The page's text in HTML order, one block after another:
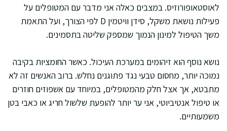
לאוסטאופורוזיס. במצבים כאלה אני מדבר עם המטופלים על
פעילות נושאת משקל, סידן וויטמין D לפי הצורך, ועל התאמת
משך הטיפול למינון הנמוך שמספק שליטה בתסמינים.
נושא נוסף הוא זיהומים במערכת העיכול. כאשר החומציות בקיבה
נמוכה יותר, מחסום טבעי נגד פתוגנים נחלש. ברוב האנשים זה לא
מתבטא, אך אצל חלק מהמטופלים, במיוחד עם אשפוזים חוזרים
או טיפול אנטיביוטי, אני ער יותר להופעת שלשול חריג או כאבי בטן
משמעותיים.